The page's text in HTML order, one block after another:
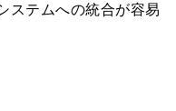
ステムへの統合が容易